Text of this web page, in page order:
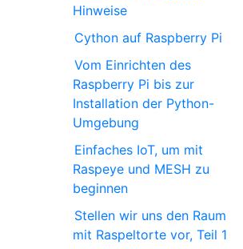
Hinweise
Cython auf Raspberry Pi
Vom Einrichten des
Raspberry Pi bis zur
Installation der Python-
Umgebung
Einfaches IoT, um mit
Raspeye und MESH zu
beginnen
Stellen wir uns den Raum
mit Raspeltorte vor, Teil 1